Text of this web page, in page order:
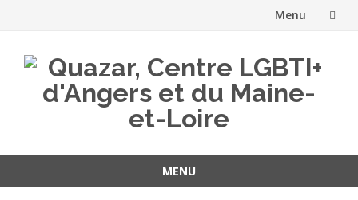
Menu
contenu
MENU